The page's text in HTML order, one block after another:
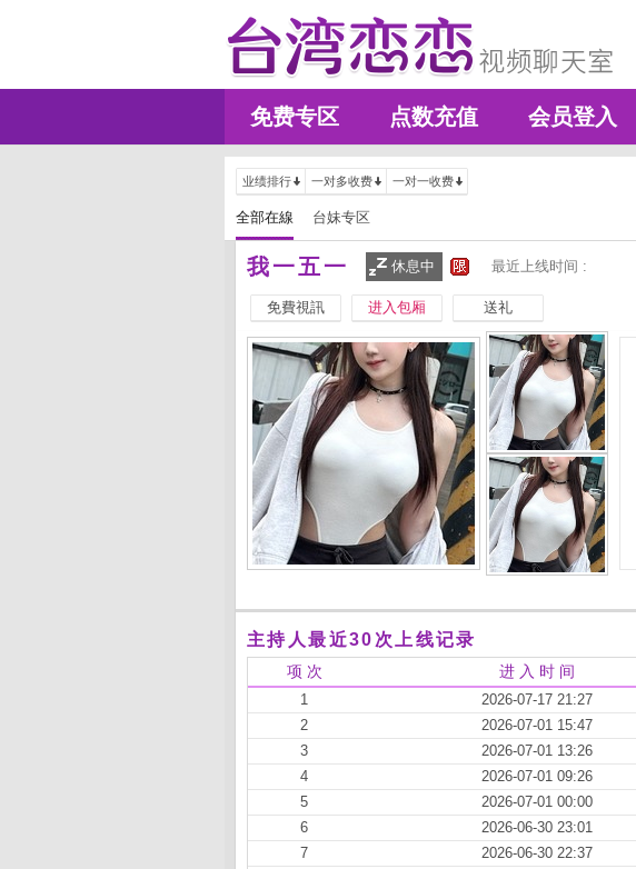
免费专区 点数充值 会员登入
业绩排行 一对多收费 一对一收费
全部在線 台妹专区
我一五一 休息中 最近上线时间 :
免費視訊 进入包厢 送礼
主持人最近30次上线记录
项 次 进 入 时 间
1 2026-07-17 21:27
2
2026-07-01 15:47
3
2026-07-01 13:26
4
2026-07-01 09:26
5
2026-07-01 00:00
6
2026-06-30 23:01
7
2026-06-30 22:37